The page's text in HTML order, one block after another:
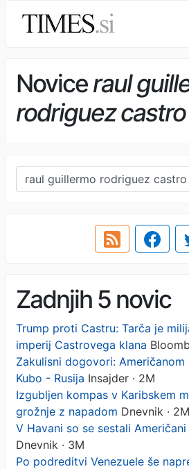
Noviceraul
rodriguez castro
Zadnjih 5 novic
Trump proti Castru: Tarča je
imperij Castrovega klana
Zakulisni dogovori:
Kubo - Rusija Insajder · 2M
Izgubljen kompas v Karibskem
grožnje z napadom Dnevnik · 2M
V Havani so se sestali Američani
Dnevnik · 3M
Po podreditvi Venezuele še